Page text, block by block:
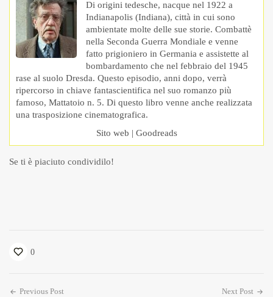
Di origini tedesche, nacque nel 1922 a
Indianapolis (Indiana), città in cui sono
ambientate molte delle sue storie. Combattè
nella Seconda Guerra Mondiale e venne
fatto prigioniero in Germania e assistette al
bombardamento che nel febbraio del 1945
rase al suolo Dresda. Questo episodio, anni dopo, verrà
ripercorso in chiave fantascientifica nel suo romanzo più
famoso, Mattatoio n. 5. Di questo libro venne anche realizzata
una trasposizione cinematografica.
Sito web | Goodreads
Se ti è piaciuto condividilo!
0
Previous Post
Next Post